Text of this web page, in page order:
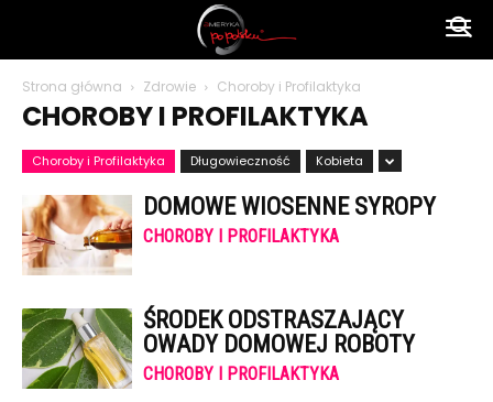
polsku
Strona główna Zdrowie Choroby i Profilaktyka
CHOROBY I PROFILAKTYKA
Choroby i Profilaktyka Długowieczność Kobieta
DOMOWE WIOSENNE SYROPY
CHOROBY I PROFILAKTYKA
ŚRODEK ODSTRASZAJĄCY
OWADY DOMOWEJ ROBOTY
CHOROBY I PROFILAKTYKA